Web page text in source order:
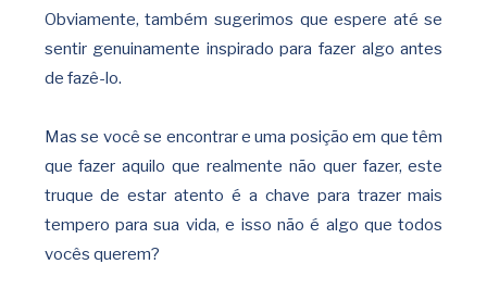
Obviamente, também sugerimos que espere até se
sentir genuinamente inspirado para fazer algo antes
de fazê-lo.
Mas se você se encontrar e uma posição em que têm
que fazer aquilo que realmente não quer fazer, este
truque de estar atento é a chave para trazer mais
tempero para sua vida, e isso não é algo que todos
vocês querem?